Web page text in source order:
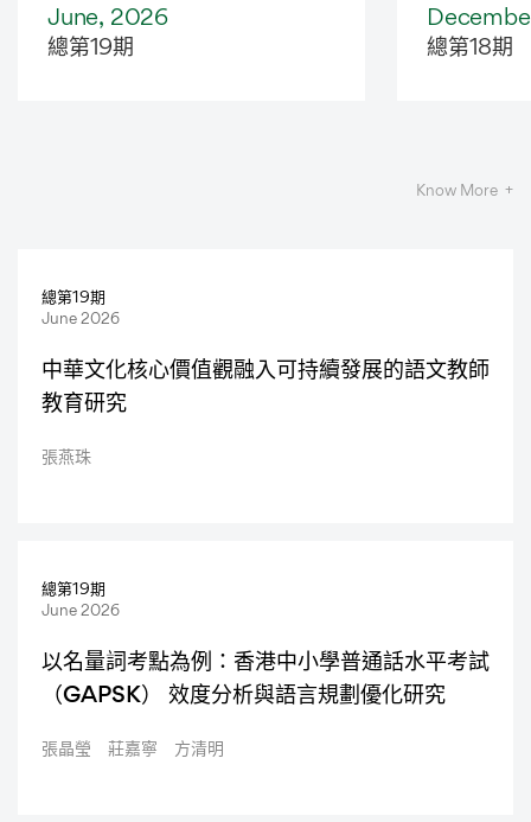
June, 2026
總第19期
總第18期
Articles
Know More +
總第19期
June 2026
中華文化核心價值觀融入可持續發展的語文教師
教育研究
張燕珠
總第19期
June 2026
以名量詞考點為例：香港中小學普通話水平考試
（GAPSK） 效度分析與語言規劃優化研究
張晶瑩 莊嘉寧 方清明